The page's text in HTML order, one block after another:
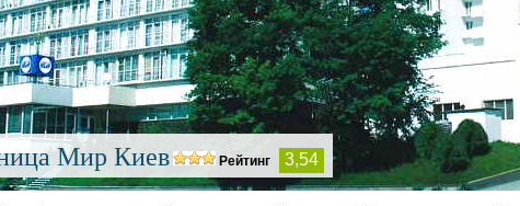
Мир Киев Рейтинг 3,54